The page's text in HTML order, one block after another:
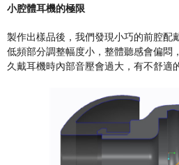
小腔體耳機的極限
製作出樣品後，我們發現小巧的前腔配
低頻部分調整幅度小，整體聽感會偏悶
久戴耳機時內部音壓會過大，有不舒適